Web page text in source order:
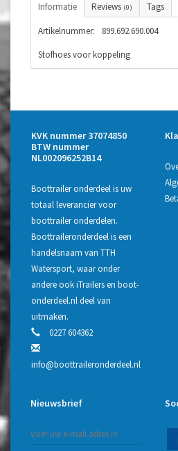
Informatie Reviews (0) Tags
Artikelnummer:
899.692.690.004
Stofhoes voor koppeling
KVK nummer 37074850
BTW nummer
NL002096252B14
Boottrailer onderdeel is uw
totaal leverancier voor
boottrailer onderdelen.
Boottraileronderdeel is een
handelsnaam van TTH
Watersport, waar onder
andere ook iTrailers en boot-
onderdeel.nl deel van
uitmaken.
0227 604362
info@boottraileronderdeel.nl
Nieuwsbrief